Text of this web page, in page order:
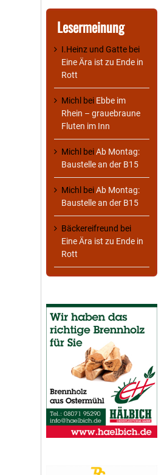
Lesermeinung
I.Heinz und Gatte bei
Eine Ära ist zu Ende in
Rott
Michl bei Ebbe im
Rhein – grauebraune
Fluten im Inn
Michl beiAb Montag:
Baustelle an der B15
Michl beiAb Montag:
Baustelle an der B15
Bäckereifreund bei
Eine Ära ist zu Ende in
Rott